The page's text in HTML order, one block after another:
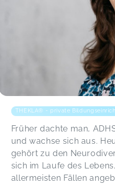
THEKLA® - private
Früher dachte man,
und wachse sich aus.
gehört zu den
sich im Laufe des
allermeisten Fällen